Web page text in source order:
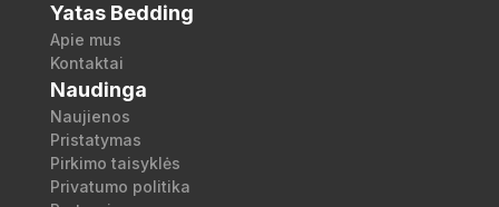
Yatas Bedding
Apie mus
Kontaktai
Naudinga
Naujienos
Pristatymas
Pirkimo taisyklės
Privatumo politika